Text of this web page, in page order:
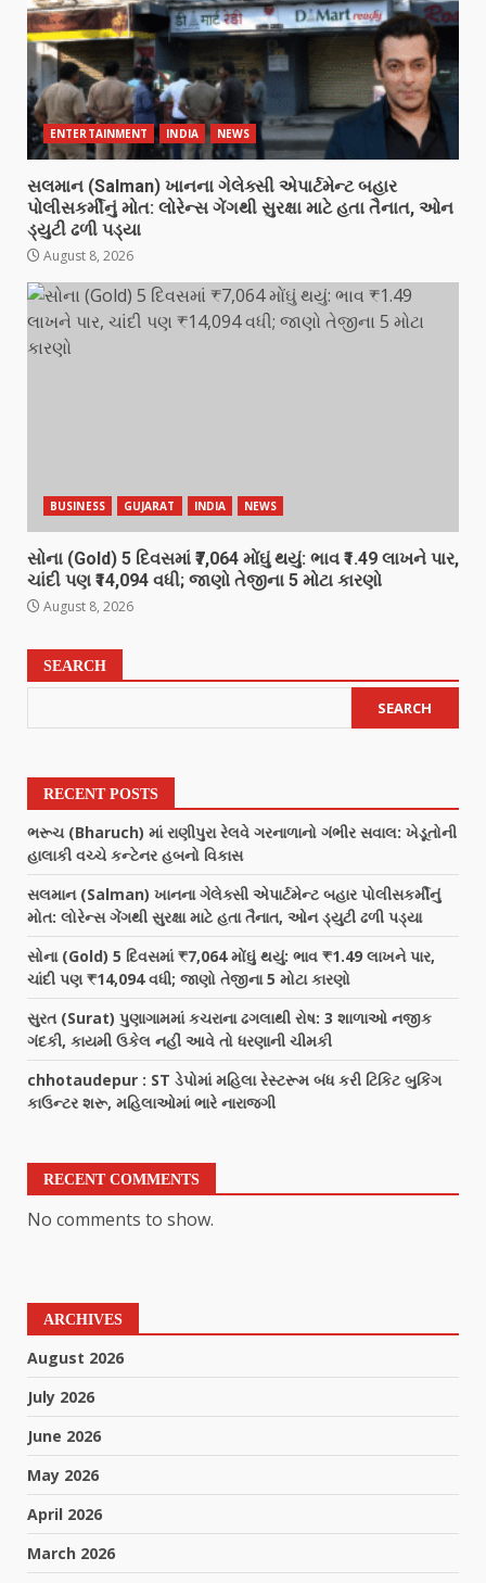
ENTERTAINMENT INDIA NEWS
સલમાન (Salman) ખાનના ગેલેક્સી એપાર્ટમેન્ટ બહાર
પોલીસકર્મીનું મોત: લોરેન્સ ગેંગથી સુરક્ષા માટે હતા તૈનાત, ઓન
ડ્યુટી ઢળી પડ્યા
August 8, 2026
BUSINESS GUJARAT INDIA NEWS
સોના (Gold) 5 દિવસમાં ₹7,064 મોંઘું થયું: ભાવ ₹1.49 લાખને પાર,
ચાંદી પણ ₹14,094 વધી; જાણો તેજીના 5 મોટા કારણો
August 8, 2026
SEARCH
SEARCH
RECENT POSTS
ભરૂચ (Bharuch) માં રાણીપુરા રેલવે ગરનાળાનો ગંભીર સવાલ: ખેડૂતોની
હાલાકી વચ્ચે કન્ટેનર હબનો વિકાસ
સલમાન (Salman) ખાનના ગેલેક્સી એપાર્ટમેન્ટ બહાર પોલીસકર્મીનું
મોત: લોરેન્સ ગેંગથી સુરક્ષા માટે હતા તૈનાત, ઓન ડ્યુટી ઢળી પડ્યા
સોના (Gold) 5 દિવસમાં ₹7,064 મોંઘું થયું: ભાવ ₹1.49 લાખને પાર,
ચાંદી પણ ₹14,094 વધી; જાણો તેજીના 5 મોટા કારણો
સુરત (Surat) પુણાગામમાં કચરાના ઢગલાથી રોષ: 3 શાળાઓ નજીક
ગંદકી, કાયમી ઉકેલ નહીં આવે તો ધરણાની ચીમકી
chhotaudepur : ST ડેપોમાં મહિલા રેસ્ટરૂમ બંધ કરી ટિકિટ બુકિંગ
કાઉન્ટર શરૂ, મહિલાઓમાં ભારે નારાજગી
RECENT COMMENTS
No comments to show.
ARCHIVES
August 2026
July 2026
June 2026
May 2026
April 2026
March 2026